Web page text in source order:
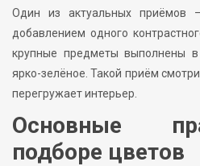
Один из актуальных приёмов
добавлением одного
крупные предметы выполнены
ярко-зелёное. Такой приём
перегружает интерьер.
Основные
подборе цветов